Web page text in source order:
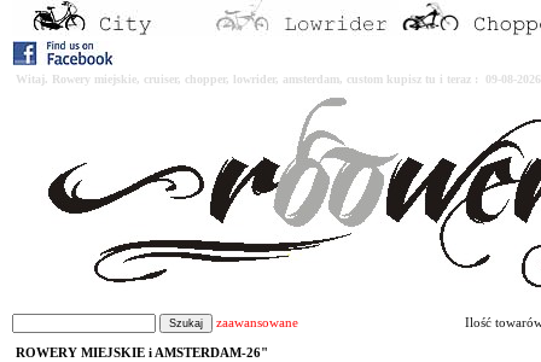
Witaj. Rowery miejskie, cruiser, chopper, lowrider, amsterdam, custom kupisz tu i teraz : 09-08-
zaawansowane Ilość
ROWERY MIEJSKIE i AMSTERDAM-26"